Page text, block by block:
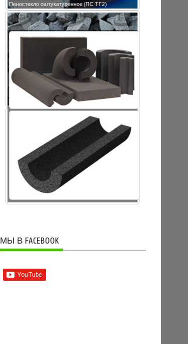
Пеностекло оштукатуренное (ПС ТГ2)
Крошка пеностекла
МЫ В FACEBOOK